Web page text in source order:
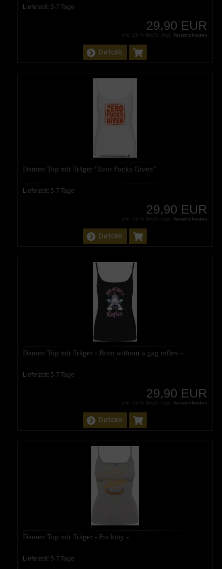
Lieferzeit: 5-7 Tage
29,90 EUR
inkl. 19 % MwSt. zzgl. Versandkosten
Details
Damen Top mit Träger "Zero Fucks Given"
Lieferzeit: 5-7 Tage
29,90 EUR
inkl. 19 % MwSt. zzgl. Versandkosten
Details
Damen Top mit Träger - Born without a gag reflex -
Lieferzeit: 5-7 Tage
29,90 EUR
inkl. 19 % MwSt. zzgl. Versandkosten
Details
Damen Top mit Träger - Fucktoy -
Lieferzeit: 5-7 Tage